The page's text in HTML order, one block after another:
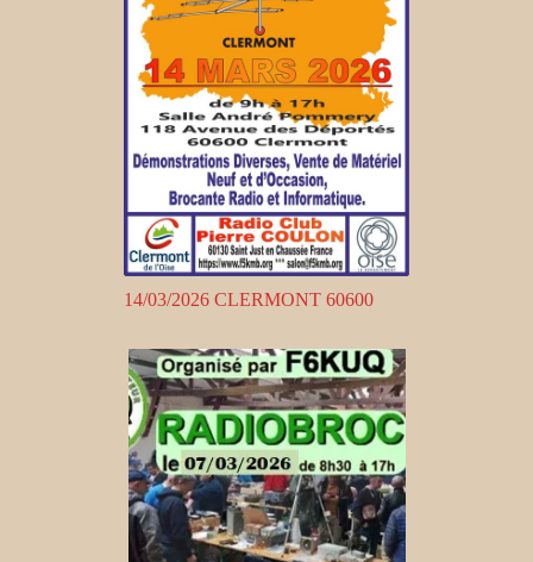
14/03/2026 CLERMONT 60600